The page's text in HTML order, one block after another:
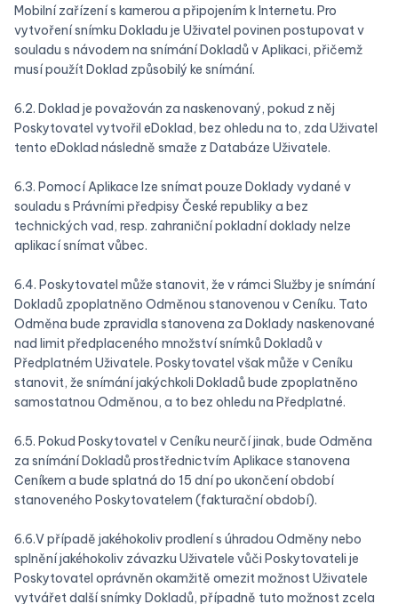
Mobilní zařízení s kamerou a připojením k Internetu. Pro
vytvoření snímku Dokladu je Uživatel povinen postupovat v
souladu s návodem na snímání Dokladů v Aplikaci, přičemž
musí použít Doklad způsobilý ke snímání.
6.2. Doklad je považován za naskenovaný, pokud z něj
Poskytovatel vytvořil eDoklad, bez ohledu na to, zda Uživatel
tento eDoklad následně smaže z Databáze Uživatele.
6.3. Pomocí Aplikace lze snímat pouze Doklady vydané v
souladu s Právními předpisy České republiky a bez
technických vad, resp. zahraniční pokladní doklady nelze
aplikací snímat vůbec.
6.4. Poskytovatel může stanovit, že v rámci Služby je snímání
Dokladů zpoplatněno Odměnou stanovenou v Ceníku. Tato
Odměna bude zpravidla stanovena za Doklady naskenované
nad limit předplaceného množství snímků Dokladů v
Předplatném Uživatele. Poskytovatel však může v Ceníku
stanovit, že snímání jakýchkoli Dokladů bude zpoplatněno
samostatnou Odměnou, a to bez ohledu na Předplatné.
6.5. Pokud Poskytovatel v Ceníku neurčí jinak, bude Odměna
za snímání Dokladů prostřednictvím Aplikace stanovena
Ceníkem a bude splatná do 15 dní po ukončení období
stanoveného Poskytovatelem (fakturační období).
6.6.V případě jakéhokoliv prodlení s úhradou Odměny nebo
splnění jakéhokoliv závazku Uživatele vůči Poskytovateli je
Poskytovatel oprávněn okamžitě omezit možnost Uživatele
vytvářet další snímky Dokladů, případně tuto možnost zcela